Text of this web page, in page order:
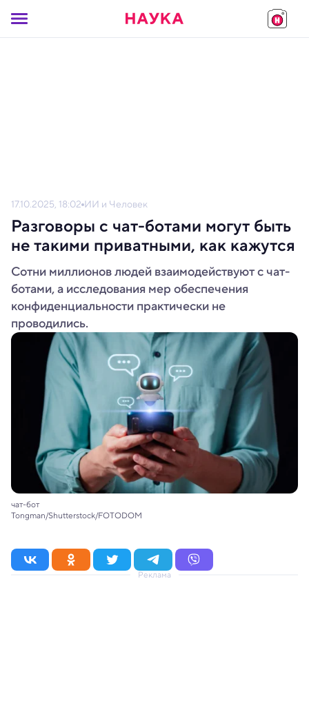
17.10.2025, 18:02 ИИ и Человек
Разговоры с чат-ботами могут быть
не такими приватными, как кажутся
Сотни миллионов людей взаимодействуют с чат-
ботами, а исследования мер обеспечения
конфиденциальности практически не
проводились.
чат-бот
Tongman/Shutterstock/FOTODOM
Реклама